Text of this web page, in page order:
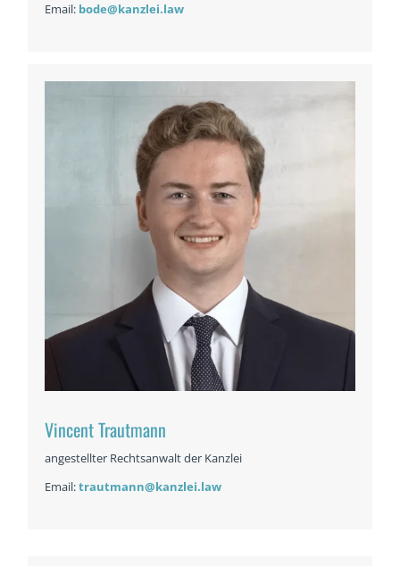
Email: bode@kanzlei.law
Vincent Trautmann
angestellter Rechtsanwalt der Kanzlei
Email:trautmann@kanzlei.law